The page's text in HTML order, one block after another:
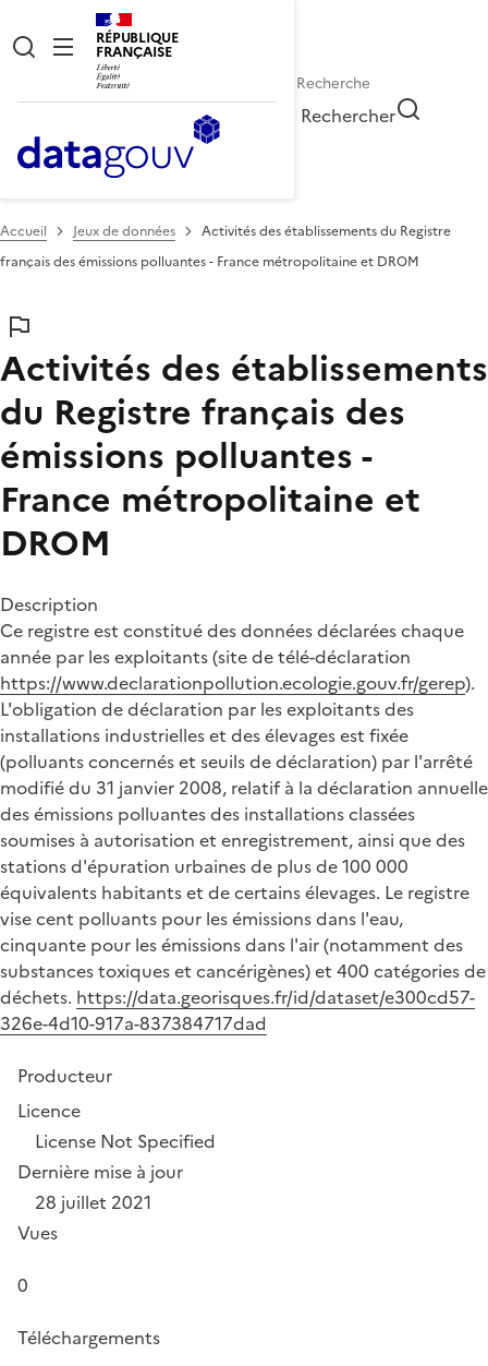
RÉPUBLIQUE
FRANÇAISE
Rechercher
Accueil Jeux de données
Activités des établissements du Registre
français des émissions polluantes - France métropolitaine et DROM
Activités des établissements
du Registre français des
émissions polluantes -
France métropolitaine et
DROM
Description
Ce registre est constitué des données déclarées chaque
année par les exploitants (site de télé-déclaration
https://www.declarationpollution.ecologie.gouv.fr/gerep).
L'obligation de déclaration par les exploitants des
installations industrielles et des élevages est fixée
(polluants concernés et seuils de déclaration) par l'arrêté
modifié du 31 janvier 2008, relatif à la déclaration annuelle
des émissions polluantes des installations classées
soumises à autorisation et enregistrement, ainsi que des
stations d'épuration urbaines de plus de 100 000
équivalents habitants et de certains élevages. Le registre
vise cent polluants pour les émissions dans l'eau,
cinquante pour les émissions dans l'air (notamment des
substances toxiques et cancérigènes) et 400 catégories de
déchets. https://data.georisques.fr/id/dataset/e300cd57-
326e-4d10-917a-837384717dad
Producteur
Licence
License Not Specified
Dernière mise à jour
28 juillet 2021
Vues
0
Téléchargements